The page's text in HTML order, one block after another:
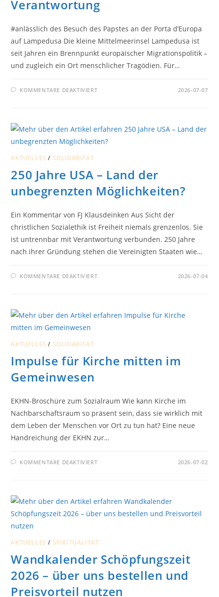
Verantwortung
#anlässlich des Besuch des Papstes an der Porta d’Europa
auf Lampedusa Die kleine Mittelmeerinsel Lampedusa ist
seit Jahren ein Brennpunkt europäischer Migrationspolitik –
und zugleich ein Ort menschlicher Tragödien. Für…
KOMMENTARE DEAKTIVIERTFÜR 2026-07-07
AKTUELLES / SOLIDARITÄT
250 Jahre USA – Land der
unbegrenzten Möglichkeiten?
Ein Kommentar von FJ Klausdeinken Aus Sicht der
christlichen Sozialethik ist Freiheit niemals grenzenlos. Sie
ist untrennbar mit Verantwortung verbunden. 250 Jahre
nach ihrer Gründung stehen die Vereinigten Staaten wie…
KOMMENTARE DEAKTIVIERTFÜR
DER
UNBEGRENZTEN
2026-07-04
AKTUELLES / SOLIDARITÄT
Impulse für Kirche mitten im
Gemeinwesen
EKHN-Broschüre zum Sozialraum Wie kann Kirche im
Nachbarschaftsraum so präsent sein, dass sie wirklich mit
dem Leben der Menschen vor Ort zu tun hat? Eine neue
Handreichung der EKHN zur…
KOMMENTARE DEAKTIVIERTFÜR
GEMEINWESEN
2026-07-02
AKTUELLES / SPIRITUALITÄT
Wandkalender Schöpfungszeit
2026 – über uns bestellen und
Preisvorteil nutzen